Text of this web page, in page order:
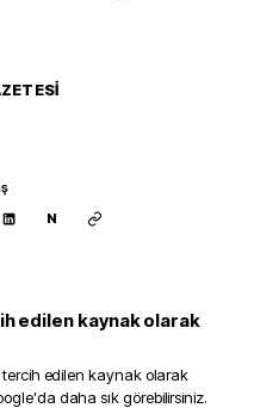
N
edilen kaynak olarak
tercih edilen kaynak olarak
daha sık görebilirsiniz.